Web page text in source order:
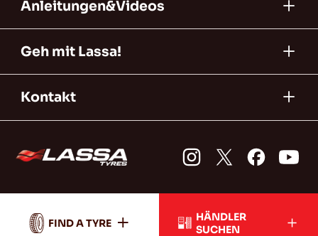
Anleitungen&Videos
Geh mit Lassa!
Kontakt
FIND A TYRE
HÄNDLER
SUCHEN